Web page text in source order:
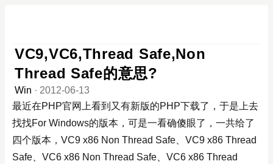
VC9,VC6,Thread Safe,Non
Thread Safe的意思?
Win · 2012-06-13
最近在PHP官网上看到又有新版的PHP下载了，于是上去
找找For Windows的版本，可是一看确傻眼了，一共给了
四个版本，VC9 x86 Non Thread Safe、VC9 x86 Thread
Safe、VC6 x86 Non Thread Safe、VC6 x86 Thread